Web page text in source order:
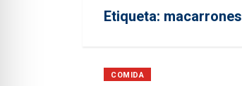
Etiqueta: macarrones
COMIDA